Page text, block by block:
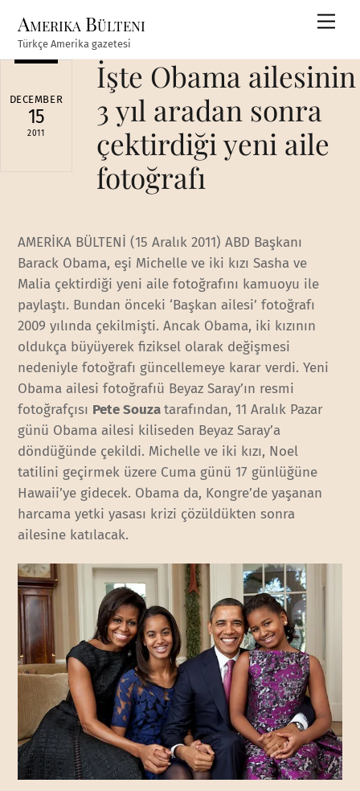
content
Amerika Bülteni
Türkçe Amerika gazetesi
DECEMBER
15
2011
İşte Obama ailesinin
3 yıl aradan sonra
çektirdiği yeni aile
fotoğrafı
AMERİKA BÜLTENİ (15 Aralık 2011) ABD Başkanı
Barack Obama, eşi Michelle ve iki kızı Sasha ve
Malia çektirdiği yeni aile fotoğrafını kamuoyu ile
paylaştı. Bundan önceki ‘Başkan ailesi’ fotoğrafı
2009 yılında çekilmişti. Ancak Obama, iki kızının
oldukça büyüyerek fiziksel olarak değişmesi
nedeniyle fotoğrafı güncellemeye karar verdi. Yeni
Obama ailesi fotoğrafıü Beyaz Saray’ın resmi
fotoğrafçısı Pete Souzatarafından, 11 Aralık Pazar
günü Obama ailesi kiliseden Beyaz Saray’a
döndüğünde çekildi. Michelle ve iki kızı, Noel
tatilini geçirmek üzere Cuma günü 17 günlüğüne
Hawaii’ye gidecek. Obama da, Kongre’de yaşanan
harcama yetki yasası krizi çözüldükten sonra
ailesine katılacak.